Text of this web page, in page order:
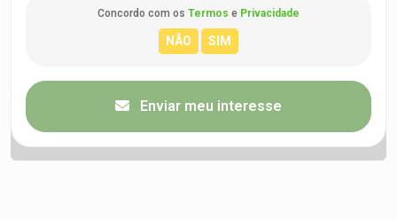
Concordo com os Termos e Privacidade
Enviar meu interesse